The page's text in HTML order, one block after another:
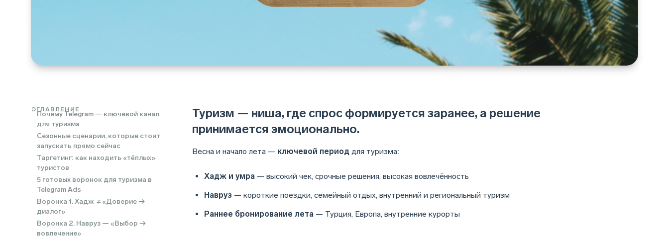
ОГЛАВЛЕНИЕ
Почему Telegram — ключевой канал
для туризма
Сезонные сценарии, которые стоит
запускать прямо сейчас
Таргетинг: как находить «тёплых»
туристов
5 готовых воронок для туризма в
Telegram Ads
Воронка 1. Хадж ≠ «Доверие →
диалог»
Воронка 2. Навруз — «Выбор →
вовлечение»
Туризм — ниша, где спрос формируется заранее, а решение
принимается эмоционально.
Весна и начало лета — ключевой период для туризма:
Хадж и умра — высокий чек, срочные решения, высокая вовлечённость
Навруз — короткие поездки, семейный отдых, внутренний и региональный туризм
Раннее бронирование лета — Турция, Европа, внутренние курорты